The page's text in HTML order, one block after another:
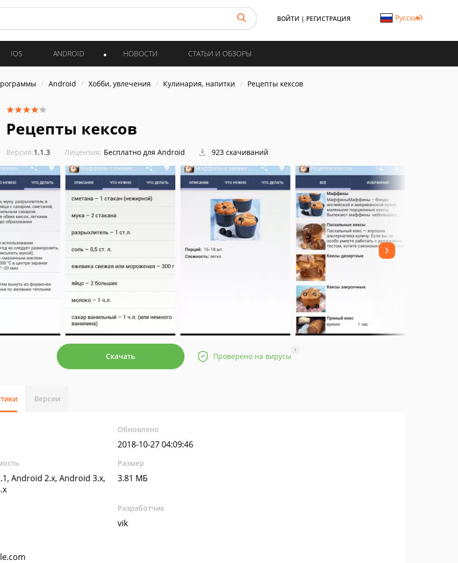
ВОЙТИ | РЕГИСТРАЦИЯ Русский
IOS ANDROID НОВОСТИ СТАТЬИ И ОБЗОРЫ
Android Хобби, увлечения Кулинария, напитки Рецепты кексов
Рецепты кексов
Версия:1.1.3 Лицензия: Бесплатно для Android 923 скачиваний
Скачать Проверено на вирусы
?
Версии
Обновлено
2018-10-27 04:09:46
Android 2.x, Android 3.x,
Размер
3.81 МБ
Разработчик
vik